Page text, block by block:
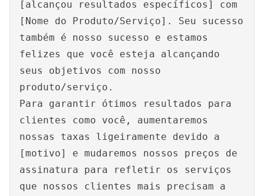
[alcançou resultados específicos] com
[Nome do Produto/Serviço]. Seu sucesso
também é nosso sucesso e estamos
felizes que você esteja alcançando
seus objetivos com nosso
produto/serviço.
Para garantir ótimos resultados para
clientes como você, aumentaremos
nossas taxas ligeiramente devido a
[motivo] e mudaremos nossos preços de
assinatura para refletir os serviços
que nossos clientes mais precisam a